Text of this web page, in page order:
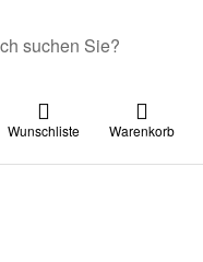
Wunschliste Warenkorb